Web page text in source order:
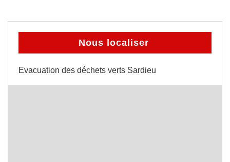
Nous localiser
Evacuation des déchets verts Sardieu